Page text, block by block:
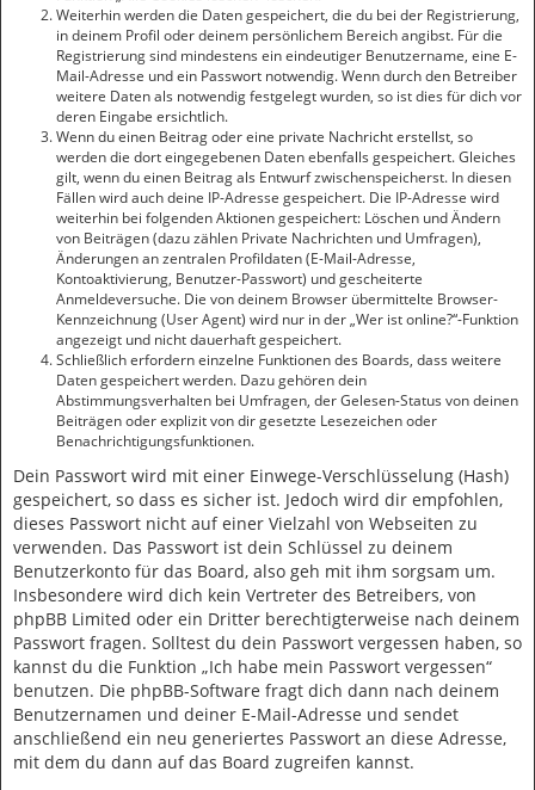
Weiterhin werden die Daten gespeichert, die du bei der Registrierung,
in deinem Profil oder deinem persönlichem Bereich angibst. Für die
Registrierung sind mindestens ein eindeutiger Benutzername, eine E-
Mail-Adresse und ein Passwort notwendig. Wenn durch den Betreiber
weitere Daten als notwendig festgelegt wurden, so ist dies für dich vor
deren Eingabe ersichtlich.
Wenn du einen Beitrag oder eine private Nachricht erstellst, so
werden die dort eingegebenen Daten ebenfalls gespeichert. Gleiches
gilt, wenn du einen Beitrag als Entwurf zwischenspeicherst. In diesen
Fällen wird auch deine IP-Adresse gespeichert. Die IP-Adresse wird
weiterhin bei folgenden Aktionen gespeichert: Löschen und Ändern
von Beiträgen (dazu zählen Private Nachrichten und Umfragen),
Änderungen an zentralen Profildaten (E-Mail-Adresse,
Kontoaktivierung, Benutzer-Passwort) und gescheiterte
Anmeldeversuche. Die von deinem Browser übermittelte Browser-
Kennzeichnung (User Agent) wird nur in der „Wer ist online?“-Funktion
angezeigt und nicht dauerhaft gespeichert.
Schließlich erfordern einzelne Funktionen des Boards, dass weitere
Daten gespeichert werden. Dazu gehören dein
Abstimmungsverhalten bei Umfragen, der Gelesen-Status von deinen
Beiträgen oder explizit von dir gesetzte Lesezeichen oder
Benachrichtigungsfunktionen.
Dein Passwort wird mit einer Einwege-Verschlüsselung (Hash)
gespeichert, so dass es sicher ist. Jedoch wird dir empfohlen,
dieses Passwort nicht auf einer Vielzahl von Webseiten zu
verwenden. Das Passwort ist dein Schlüssel zu deinem
Benutzerkonto für das Board, also geh mit ihm sorgsam um.
Insbesondere wird dich kein Vertreter des Betreibers, von
phpBB Limited oder ein Dritter berechtigterweise nach deinem
Passwort fragen. Solltest du dein Passwort vergessen haben, so
kannst du die Funktion „Ich habe mein Passwort vergessen“
benutzen. Die phpBB-Software fragt dich dann nach deinem
Benutzernamen und deiner E-Mail-Adresse und sendet
anschließend ein neu generiertes Passwort an diese Adresse,
mit dem du dann auf das Board zugreifen kannst.